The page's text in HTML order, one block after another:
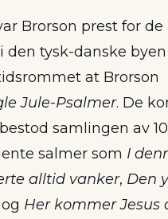
Brorson prest for de
den tysk-danske byen
at Brorson
Jule-Psalmer. De
samlingen av
salmer som I
alltid vanker, Den
og Her kommer Jesus